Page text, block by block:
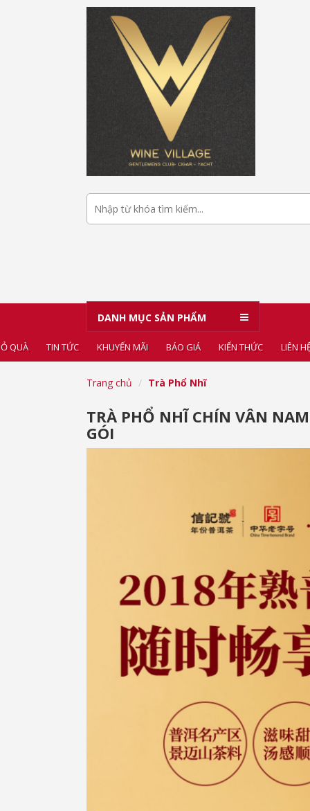
DANH MỤC SẢN PHẨM
QUÀ TIN TỨC KHUYẾN MÃI BÁO GIÁ KIẾN THỨC LIÊN
Trang chủ Trà Phổ Nhĩ
TRÀ PHỔ NHĨ CHÍN VÂN
GÓI